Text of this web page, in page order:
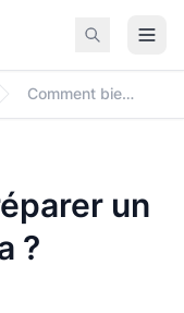
Comment bien préparer un thé matcha ?
un
?